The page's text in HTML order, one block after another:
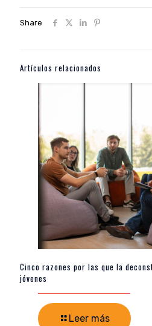
Share
Artículos relacionados
Cinco razones por las que la
jóvenes
Leer más